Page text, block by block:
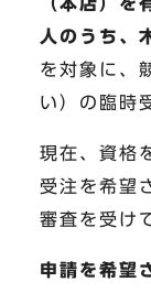
（本店）を
人のうち、
を対象に、
い）の臨時
現在、資格
受注を希望
審査を受け
申請を希望